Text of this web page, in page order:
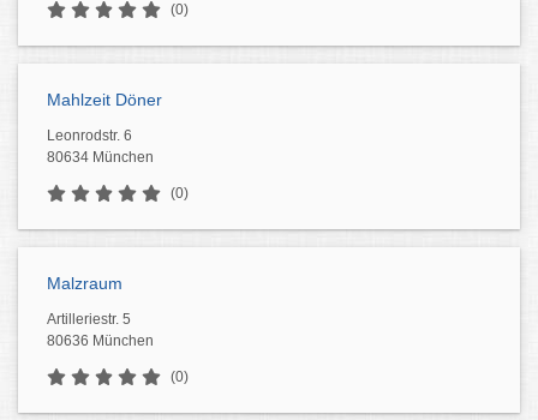
(0)
Mahlzeit Döner
Leonrodstr. 6
80634 München
(0)
Malzraum
Artilleriestr. 5
80636 München
(0)